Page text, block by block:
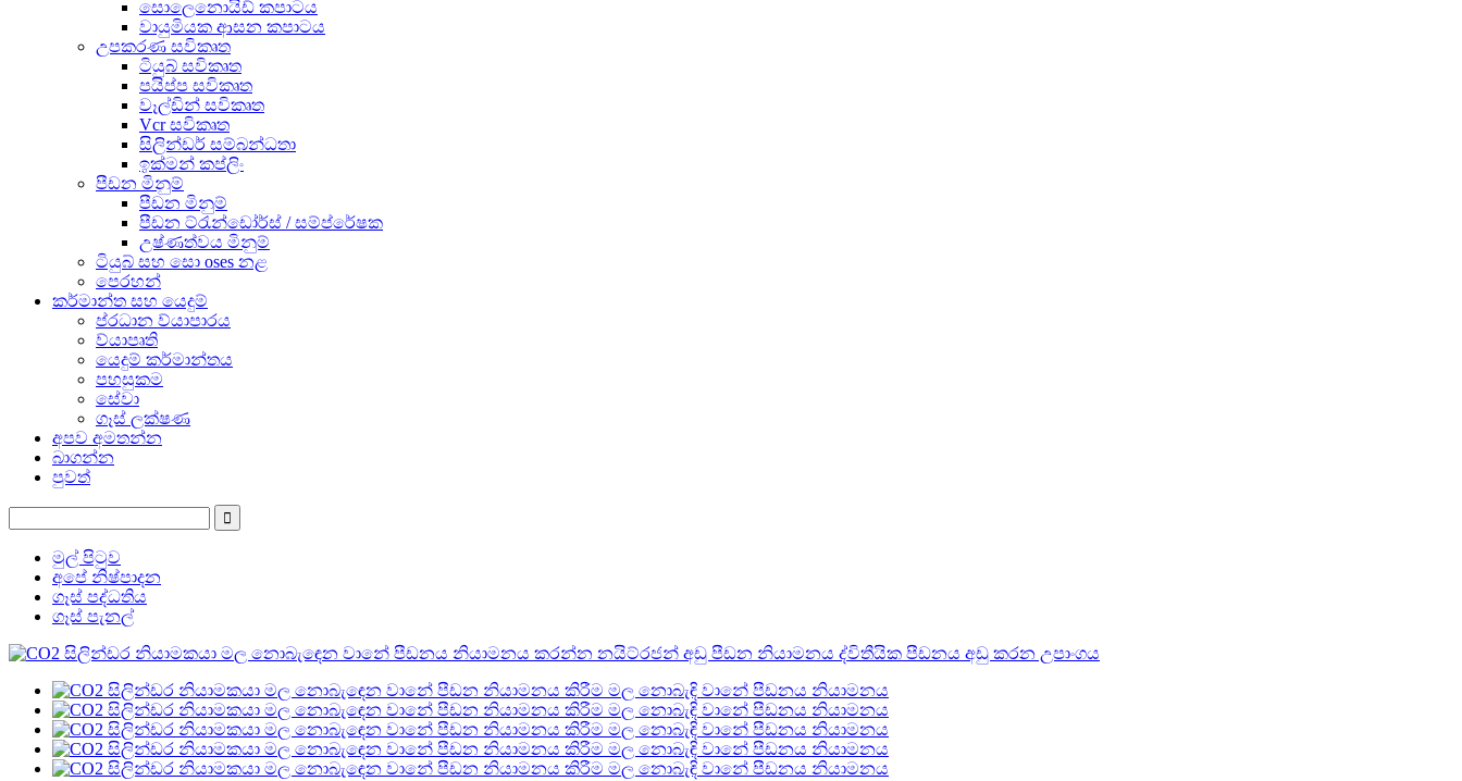
සොලෙනොයිඩ් කපාටය
වායුමියක ආසන කපාටය
උපකරණ සවිකෘත
ටියුබ් සවිකෘත
පයිප්ප සවිකෘත
වෑල්ඩින් සවිකෘත
Vcr සවිකෘත
සිලින්ඩර් සම්බන්ධතා
ඉක්මන් කප්ලිං
පීඩන මිනුම්
පීඩන මිනුම්
පීඩන ට්රැන්ඩෝර්ස් / සම්ප්රේෂක
උෂ්ණත්වය මිනුම්
ටියුබ් සහ සො oses නළ
පෙරහන්
කර්මාන්ත සහ යෙදුම්
ප්රධාන ව්යාපාරය
ව්යාපෘති
යෙදුම් කර්මාන්තය
පහසුකම
සේවා
ගෑස් ලක්ෂණ
අපව අමතන්න
බාගන්න
පුවත්
මුල් පිටුව
අපේ නිෂ්පාදන
ගෑස් පද්ධතිය
ගෑස් පැනල්